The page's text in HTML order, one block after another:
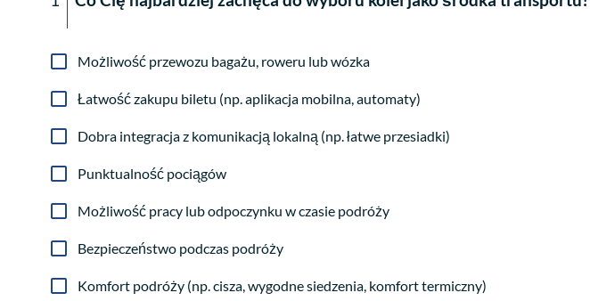
Możliwość przewozu bagażu, roweru lub wózka
Łatwość zakupu biletu (np. aplikacja mobilna, automaty)
Dobra integracja z komunikacją lokalną (np. łatwe przesiadki)
Punktualność pociągów
Możliwość pracy lub odpoczynku w czasie podróży
Bezpieczeństwo podczas podróży
Komfort podróży (np. cisza, wygodne siedzenia, komfort termiczny)